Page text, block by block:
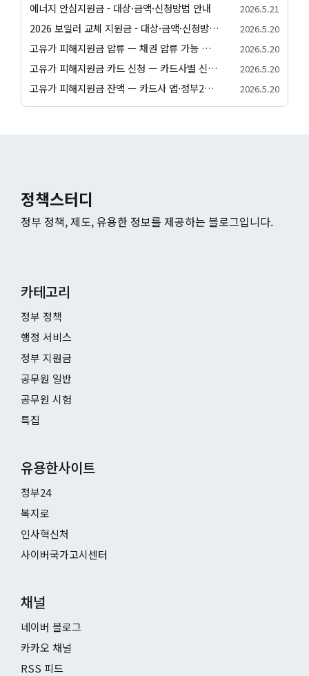
에너지 안심지원금 - 대상·금액·신청방법 안내 2026.5.21
2026 보일러 교체 지원금 - 대상·금액·신청방법 안내 2026.5.20
고유가 피해지원금 압류 — 채권 압류 가능 여부와 보호 절차 안내 2026.5.20
고유가 피해지원금 카드 신청 — 카드사별 신청 방법과 발급 절차 안내 2026.5.20
고유가 피해지원금 잔액 — 카드사 앱·정부24·앱별 잔액 조회 방법 2026.5.20
정책스터디
정부 정책, 제도, 유용한 정보를 제공하는 블로그입니다.
카테고리
정부 정책
행정 서비스
정부 지원금
공무원 일반
공무원 시험
특집
유용한사이트
정부24
복지로
인사혁신처
사이버국가고시센터
채널
네이버 블로그
카카오 채널
RSS 피드